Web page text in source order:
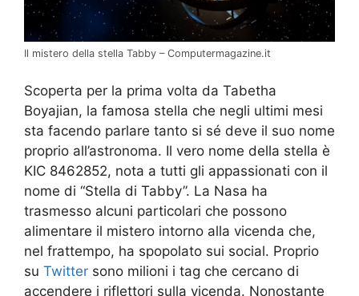
Il mistero della stella Tabby – Computermagazine.it
Scoperta per la prima volta da Tabetha
Boyajian, la famosa stella che negli ultimi mesi
sta facendo parlare tanto si sé deve il suo nome
proprio all’astronoma. Il vero nome della stella è
KIC 8462852, nota a tutti gli appassionati con il
nome di “Stella di Tabby”. La Nasa ha
trasmesso alcuni particolari che possono
alimentare il mistero intorno alla vicenda che,
nel frattempo, ha spopolato sui social. Proprio
su Twitter sono milioni i tag che cercano di
accendere i riflettori sulla vicenda. Nonostante